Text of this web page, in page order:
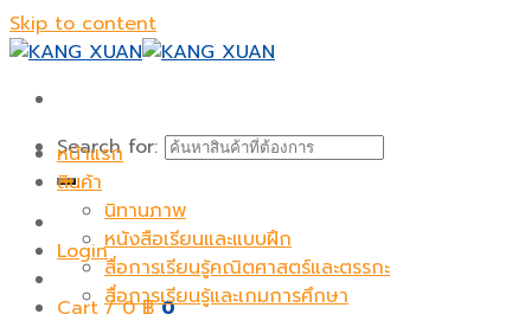
Skip to content
Search for:
Login
Cart /0฿ 0
หน้าแรก
สินค้า
นิทานภาพ
หนังสือเรียนและแบบฝึก
สื่อการเรียนรู้คณิตศาสตร์และตรรกะ
สื่อการเรียนรู้และเกมการศึกษา